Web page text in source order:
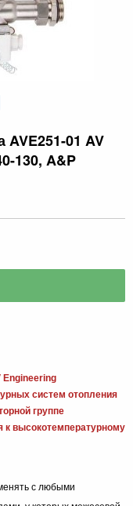
AVE251-01 AV
130, A&P
Engineering
систем отопления
группе
к высокотемпературному
с любыми